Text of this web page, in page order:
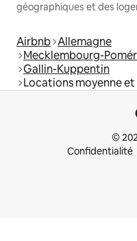
géographiques et des
Airbnb Allemagne
Mecklembourg-
Gallin-Kuppentin
Locations moyenne
©
Confidentialité